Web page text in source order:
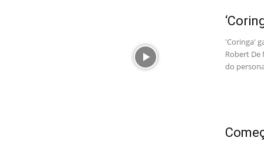
'Coringa'
Robert De
do